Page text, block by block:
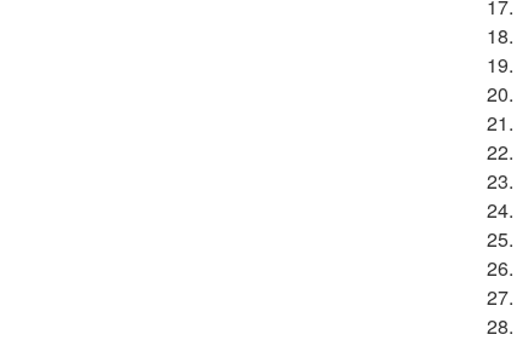
17.
18.
19.
20.
21.
22.
23.
24.
25.
26.
27.
28.